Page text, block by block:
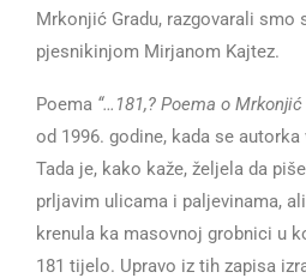
Mrkonjić Gradu, razgovarali smo
pjesnikinjom Mirjanom Kajtez.
Poema “…181,? Poema o Mrkonjić
od 1996. godine, kada se
Tada je, kako kaže, željela da
prljavim ulicama i paljevinama,
krenula ka masovnoj grobnici u
181 tijelo. Upravo iz tih zapisa